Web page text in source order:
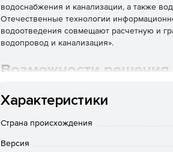
водоснабжения и канализации, а также
Отечественные технологии
водоотведения совмещают расчетную и
водопровод и канализация».
Возможности
nanoCAD BIM ВК 26 устанавливается
​Реализовано взаимодействие с
server.
Характеристики
Страна происхождения
Версия